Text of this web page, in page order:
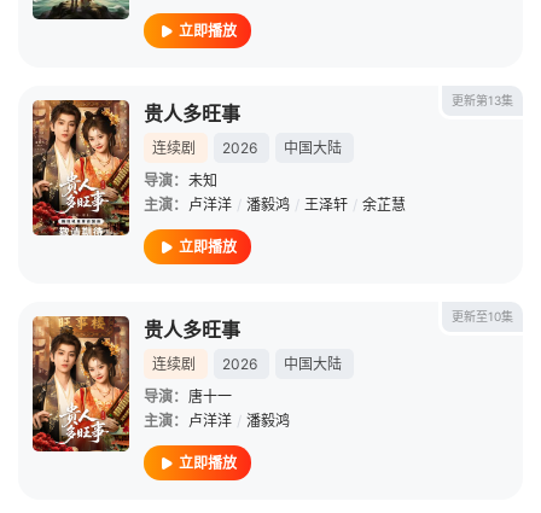
立即播放
更新第13集
贵人多旺事
连续剧 2026
中国大陆
导演： 未知
主演： 卢洋洋 / 潘毅鸿 / 王泽轩 / 余芷慧
立即播放
更新至10集
贵人多旺事
连续剧 2026
中国大陆
导演： 唐十一
主演： 卢洋洋 / 潘毅鸿
立即播放